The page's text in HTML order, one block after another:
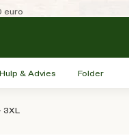
euro
Hulp & Advies Folder